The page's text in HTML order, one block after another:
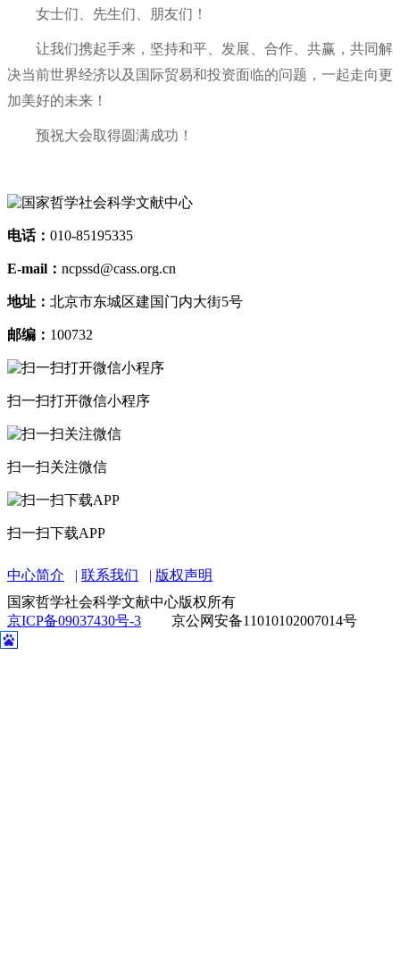
女士们、先生们、朋友们！
让我们携起手来，坚持和平、发展、合作、共赢，共同解
决当前世界经济以及国际贸易和投资面临的问题，一起走向更
加美好的未来！
预祝大会取得圆满成功！
电话： 010-85195335
E-mail： ncpssd@cass.org.cn
地址： 北京市东城区建国门内大街5号
邮编： 100732
扫一扫打开微信小程序
扫一扫关注微信
扫一扫下载APP
中心简介 联系我们
版权声明
国家哲学社会科学文献中心版权所有
京ICP备09037430号-3
京公网安备11010102007014号